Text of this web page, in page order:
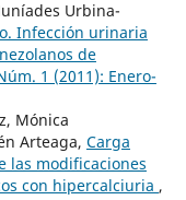
Urbina-
Infección urinaria
de
1 (2011): Enero-
Mónica
Arteaga, Carga
las modificaciones
con hipercalciuria ,